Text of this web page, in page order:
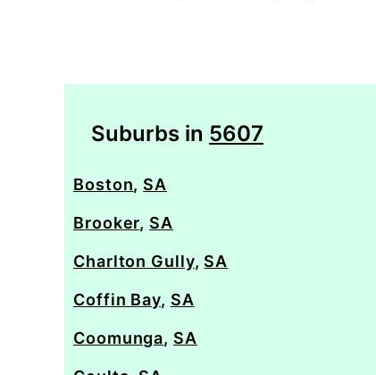
Suburbs in 5607
Boston, SA
Brooker, SA
Charlton Gully, SA
Coffin Bay, SA
Coomunga, SA